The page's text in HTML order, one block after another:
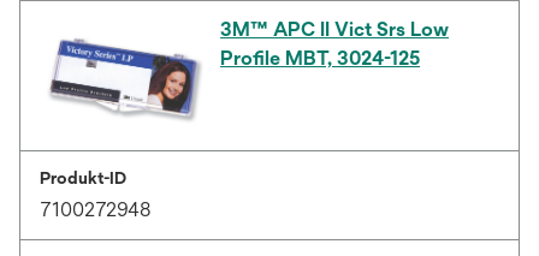
3M™ APC II Vict Srs Low
Profile MBT, 3024-125
Produkt-ID
7100272948